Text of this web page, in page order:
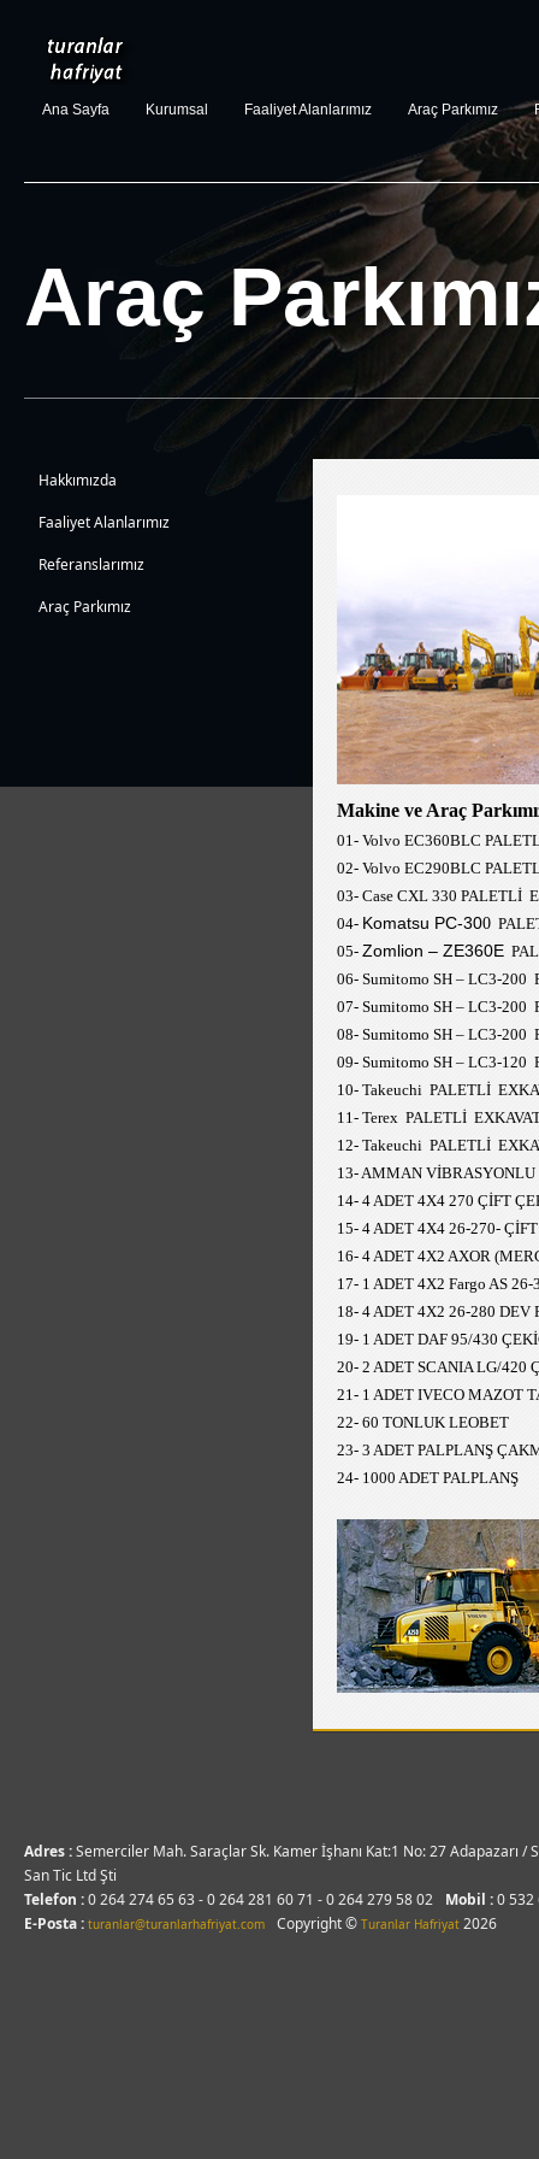
Ana Sayfa Kurumsal Faaliyet Alanlarımız Araç Parkımız
Araç
Hakkımızda
Faaliyet Alanlarımız
Referanslarımız
Araç Parkımız
Araç Parkımız
Makine ve Araç
01- Volvo EC360BLC
02- Volvo EC290BLC
03- Case CXL 330 PALETLİ
04- Komatsu PC-300
05- Zomlion – ZE360E
06- Sumitomo SH – LC3-
07- Sumitomo SH – LC3-200
08- Sumitomo SH – LC3-200
09- Sumitomo SH – LC3-
10- Takeuchi PALETLİ
11- Terex PALETLİ
12- Takeuchi PALETLİ
13- AMMAN VİBRASYONLU
14- 4 ADET 4X4 270 ÇİFT
15- 4 ADET 4X4 26-270-
16- 4 ADET 4X2 AXOR
17- 1 ADET 4X2 Fargo AS
18- 4 ADET 4X2 26-280
19- 1 ADET DAF 95/430
20- 2 ADET SCANIA LG/420
21- 1 ADET IVECO MAZOT
22- 60 TONLUK LEOBET
23- 3 ADET PALPLANŞ
24- 1000 ADET PALPLANŞ
Adres :Semerciler Mah. Saraçlar Sk. Kamer İşhanı Kat:1 No: 27 Adapazarı
San Tic Ltd Şti
Telefon :0 264 274 65 63 - 0 264 281 60 71 - 0 264 279 58 02 Mobil :0 532
E-Posta : turanlar@turanlarhafriyat.com Copyright © Turanlar Hafriyat 2026